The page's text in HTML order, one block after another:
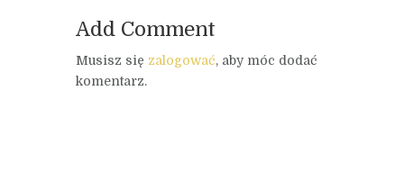
Add Comment
Musisz się zalogować, aby móc dodać
komentarz.